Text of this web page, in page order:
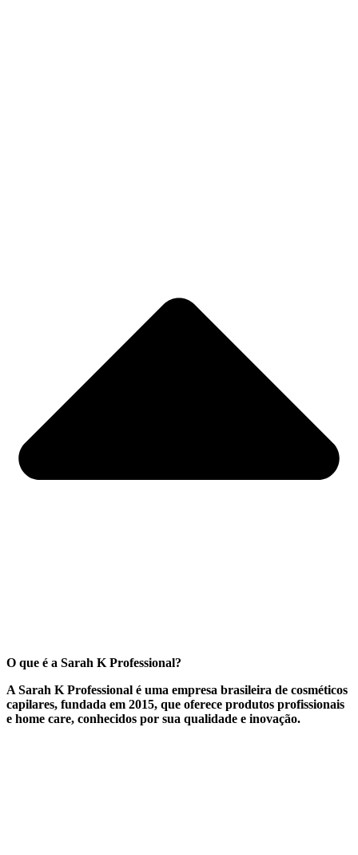
O que é a Sarah K Professional?
A Sarah K Professional é uma empresa brasileira de cosméticos
capilares, fundada em 2015, que oferece produtos profissionais
e home care, conhecidos por sua qualidade e inovação.